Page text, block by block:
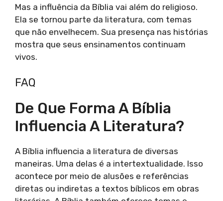
Mas a influência da Bíblia vai além do religioso.
Ela se tornou parte da literatura, com temas
que não envelhecem. Sua presença nas histórias
mostra que seus ensinamentos continuam
vivos.
FAQ
De Que Forma A Bíblia
Influencia A Literatura?
A Bíblia influencia a literatura de diversas
maneiras. Uma delas é a intertextualidade. Isso
acontece por meio de alusões e referências
diretas ou indiretas a textos bíblicos em obras